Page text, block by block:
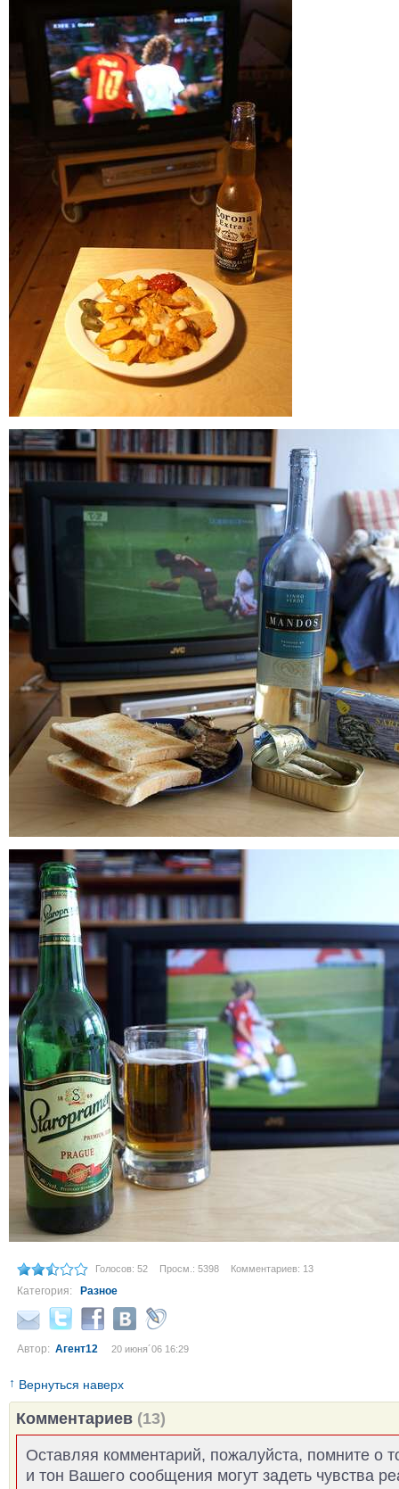
Голосов: 52 Просм.: 5398 Комментариев: 13
Категория: Разное
Автор: Агент12 20 июня´06 16:29
↑ Вернуться наверх
Комментариев (13)
Оставляя комментарий, пожалуйста, помните о
и тон Вашего сообщения могут задеть чувства